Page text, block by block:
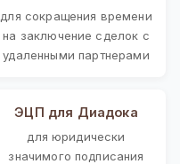
для сокращения времени
на заключение сделок с
удаленными партнерами
ЭЦП для Диадока
для юридически
значимого подписания